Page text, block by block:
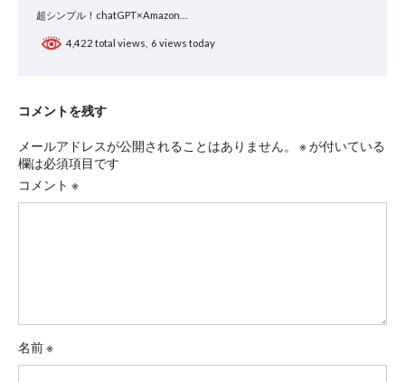
超シンプル！chatGPT×Amazon…
4,422 total views, 6 views today
コメントを残す
メールアドレスが公開されることはありません。 ※が付いている
欄は必須項目です
コメント ※
名前※